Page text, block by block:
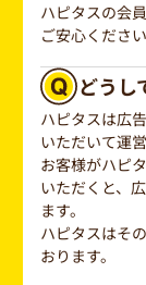
ハピタスの会
ご安心ください
どうし
ハピタスは広
いただいて運
お客様がハピ
いただくと、
ます。
ハピタスはそ
おります。